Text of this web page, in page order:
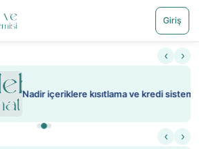
Giriş
‹ ›
kısıtlama ve kredi sistemi getirildi
‹ ›